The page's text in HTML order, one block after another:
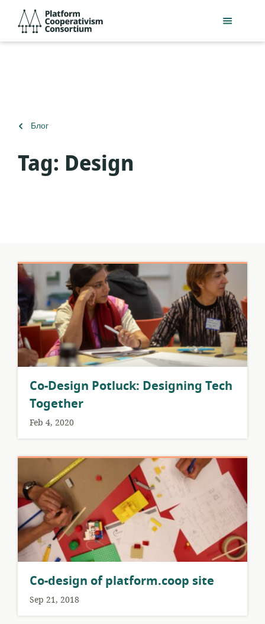
Перейти
основному
Consortium
Вернуться
Блог
Tag: Design
Co-Design Potluck: Designing Tech
Together
Feb 4, 2020
Co-design of platform.coop site
Sep 21, 2018